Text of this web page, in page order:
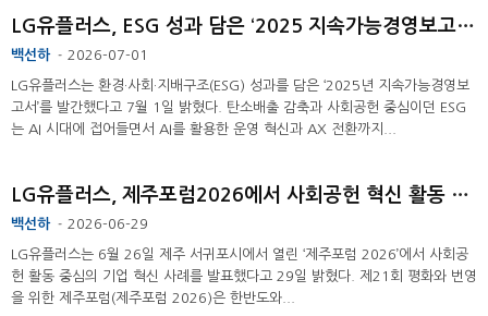
LG유플러스, ESG 성과 담은 ‘2025 지속가능경영보고서’ 발간
백선하 - 2026-07-01
LG유플러스는 환경·사회·지배구조(ESG) 성과를 담은 ‘2025년 지속가능경영보
고서’를 발간했다고 7월 1일 밝혔다. 탄소배출 감축과 사회공헌 중심이던 ESG
는 AI 시대에 접어들면서 AI를 활용한 운영 혁신과 AX 전환까지...
LG유플러스, 제주포럼2026에서 사회공헌 혁신 활동 발표
백선하 - 2026-06-29
LG유플러스는 6월 26일 제주 서귀포시에서 열린 ‘제주포럼 2026’에서 사회공
헌 활동 중심의 기업 혁신 사례를 발표했다고 29일 밝혔다. 제21회 평화와 번영
을 위한 제주포럼(제주포럼 2026)은 한반도와...